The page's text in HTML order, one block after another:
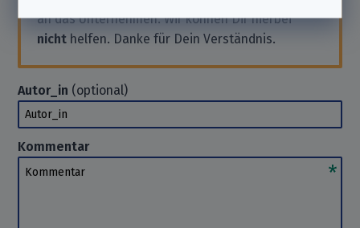
an das Unternehmen. Wir können Dir hierbei
nicht helfen. Danke für Dein Verständnis.
Autor_in (optional)
Autor_in
Kommentar
Kommentar